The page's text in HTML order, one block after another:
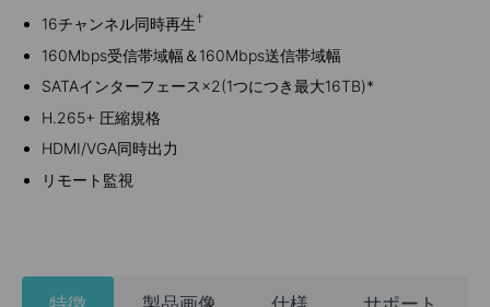
16チャンネル同時再生†
160Mbps受信帯域幅＆160Mbps送信帯域幅
SATAインターフェース×2(1つにつき最大16TB)*
H.265+ 圧縮規格
HDMI/VGA同時出力
リモート監視